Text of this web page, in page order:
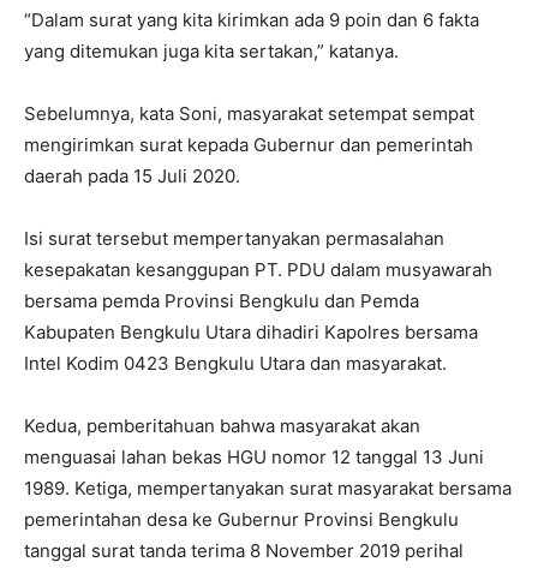
“Dalam surat yang kita kirimkan ada 9 poin dan 6 fakta
yang ditemukan juga kita sertakan,” katanya.
Sebelumnya, kata Soni, masyarakat setempat sempat
mengirimkan surat kepada Gubernur dan pemerintah
daerah pada 15 Juli 2020.
Isi surat tersebut mempertanyakan permasalahan
kesepakatan kesanggupan PT. PDU dalam musyawarah
bersama pemda Provinsi Bengkulu dan Pemda
Kabupaten Bengkulu Utara dihadiri Kapolres bersama
Intel Kodim 0423 Bengkulu Utara dan masyarakat.
Kedua, pemberitahuan bahwa masyarakat akan
menguasai lahan bekas HGU nomor 12 tanggal 13 Juni
1989. Ketiga, mempertanyakan surat masyarakat bersama
pemerintahan desa ke Gubernur Provinsi Bengkulu
tanggal surat tanda terima 8 November 2019 perihal